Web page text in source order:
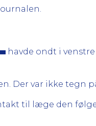
havde ondt i
Der var ikke tegn
til læge den